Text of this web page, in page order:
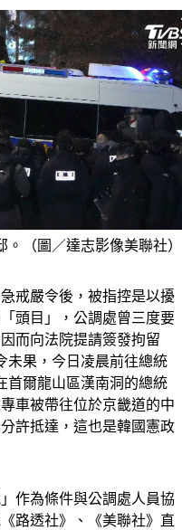
（圖／達志影像美聯社）
戒嚴令後，被指控是以擾
頭目」，公調處曾三度要
而向法院提請簽發拘留
未果，今日凌晨前往總統
首爾龍山區漢南洞的總統
車被帶往位於京畿道的中
許抵達，這也是韓國憲政
作為條件與公調處人員協
路透社》、《美聯社》直